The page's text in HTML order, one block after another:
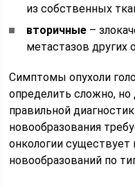
из собственных
вторичные –
метастазов других
Симптомы опухоли
определить сложно, но
правильной
новообразования
онкологии существует
новообразований по